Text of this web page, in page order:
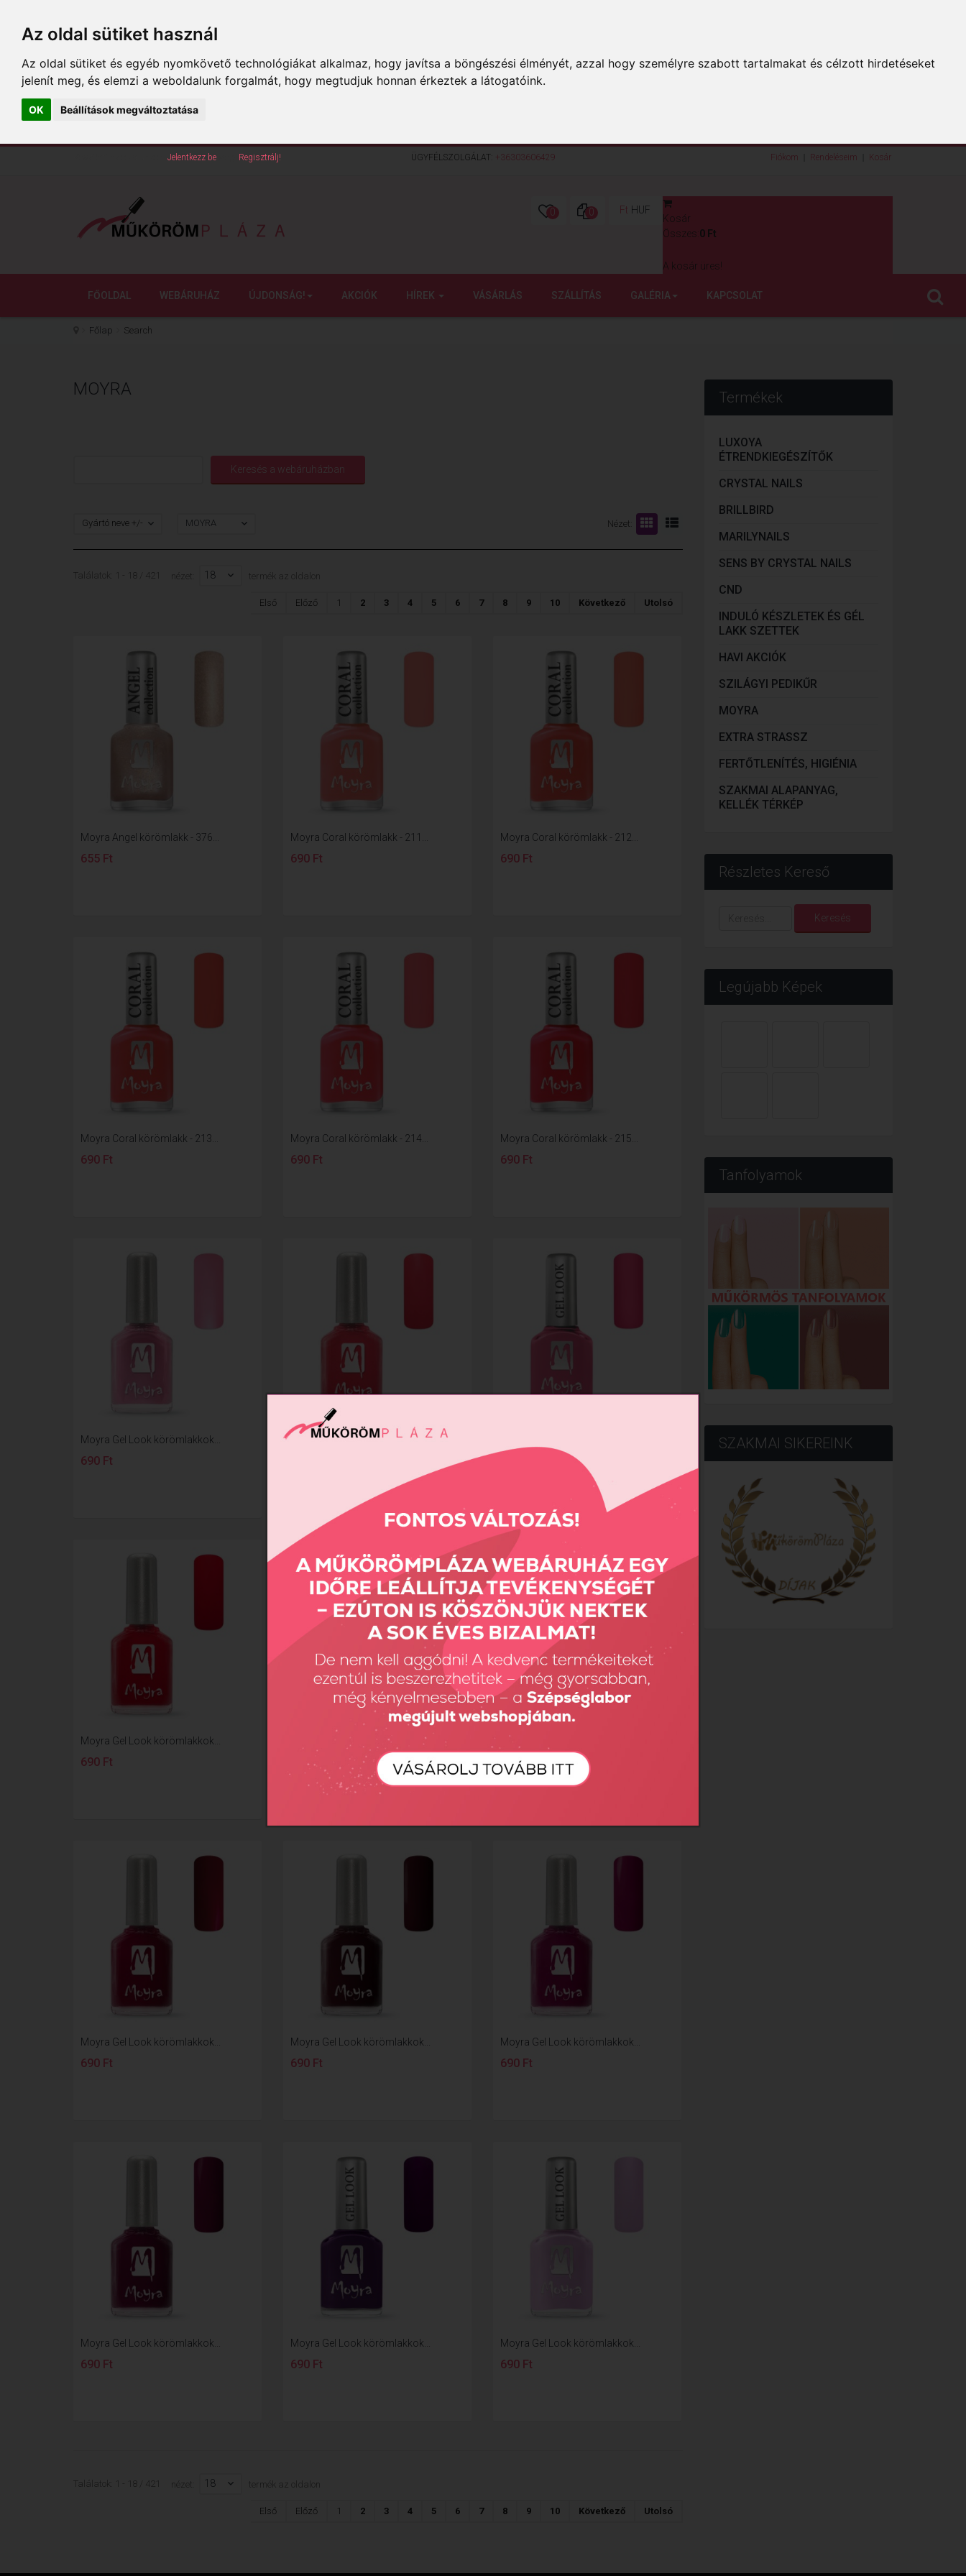
Az oldal sütiket használ
Az oldal sütiket és egyéb nyomkövető technológiákat alkalmaz, hogy javítsa a böngészési élményét, azzal hogy személyre szabott tartalmakat és célzott hirdetéseket
jelenít meg, és elemzi a weboldalunk forgalmát, hogy megtudjuk honnan érkeztek a látogatóink.
OK Beállítások megváltoztatása
Jelentkezz be Regisztrálj! ÜGYFÉLSZOLGÁLAT: +36303606429 Fiókom Rendeléseim Kosár
0 0 Ft HUF
Kosár
Összes: 0 Ft
A kosár üres!
FŐOLDAL WEBÁRUHÁZ ÚJDONSÁG! AKCIÓK HÍREK VÁSÁRLÁS SZÁLLÍTÁS GALÉRIA KAPCSOLAT
Főlap Search
MOYRA
Nézet:
Gyártó neve +/- MOYRA
Találatok: 1 - 18 / 421 nézet: 18 termék az oldalon
Első Előző 1 2 3 4 5 6 7 8 9 10 Következő Utolsó
Moyra Angel körömlakk - 376...
655 Ft
Moyra Coral körömlakk - 211...
690 Ft
Moyra Coral körömlakk - 212...
690 Ft
Moyra Coral körömlakk - 213...
690 Ft
Moyra Coral körömlakk - 214...
690 Ft
Moyra Coral körömlakk - 215...
690 Ft
Moyra Gel Look körömlakkok...
690 Ft
Moyra Gel Look körömlakkok...
Moyra Gel Look körömlakkok...
690 Ft
Moyra Gel Look körömlakkok...
690 Ft 690 Ft
Moyra Gel Look körömlakkok...
690 Ft
Moyra Gel Look körömlakkok...
690 Ft
Moyra Gel Look körömlakkok...
690 Ft
Moyra Gel Look körömlakkok...
690 Ft
Moyra Gel Look körömlakkok...
690 Ft
Moyra Gel Look körömlakkok...
690 Ft
Találatok: 1 - 18 / 421 nézet: 18 termék az oldalon
Első Előző 1 2 3 4 5 6 7 8 9 10 Következő Utolsó
Termékek
LUXOYA
ÉTRENDKIEGÉSZÍTŐK
CRYSTAL NAILS
BRILLBIRD
MARILYNAILS
SENS BY CRYSTAL NAILS
CND
INDULÓ KÉSZLETEK ÉS GÉL
LAKK SZETTEK
HAVI AKCIÓK
SZILÁGYI PEDIKŰR
MOYRA
EXTRA STRASSZ
FERTŐTLENÍTÉS, HIGIÉNIA
SZAKMAI ALAPANYAG,
KELLÉK TÉRKÉP
Részletes Kereső
Keresés
Legújabb Képek
Tanfolyamok
SZAKMAI SIKEREINK